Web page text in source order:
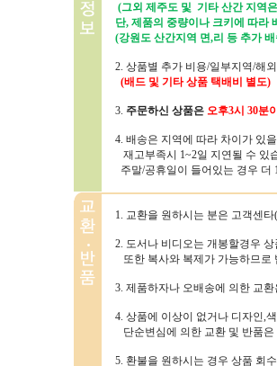
(그외 제주도 및 기타 산간 지역
단, 제품의 중량이나 크키에 따라
(강원도 산간지역 면,리 등 추가
2. 상품별 추가 비용/일부지역/해
(배드 및 기타 상품 택배비 별도)
3. 주문하신 상품은 오후3시 30분
4. 배송은 지역에 따라 차이가 있
재고부족시 1~2일 지연될 수 있
주말/공휴일이 들어있는 경우 더
1. 교환을 원하시는 분은 고객센
2. 도서나 비디오는 개봉할경우
또한 복사와 복제가 가능하므로
3. 제품하자나 오배송에 의한 교
4. 상품에 이상이 없거나 디자인,
단순변심에 의한 교환 및 반품
5. 환불을 원하시는 경우 상품 회